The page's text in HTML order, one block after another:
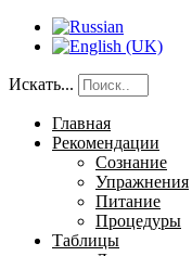
Искать...
Главная
Рекомендации
Сознание
Упражнения
Питание
Процедуры
Таблицы